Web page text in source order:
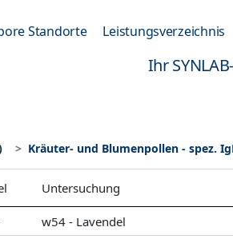
Standorte Leistungsverzeichnis
Ihr
Kräuter- und Blumenpollen - spez.
Untersuchung
w54 - Lavendel